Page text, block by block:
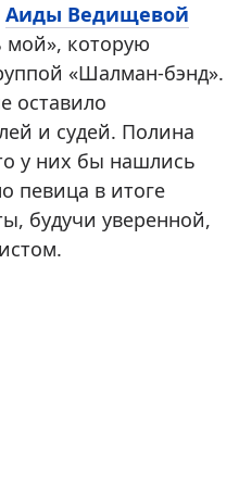
Аиды Ведищевой
мой», которую
«Шалман-бэнд».
оставило
и судей. Полина
у них бы нашлись
певица в итоге
будучи уверенной,